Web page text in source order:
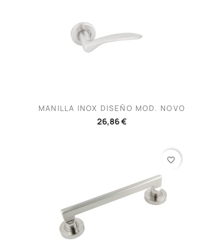
MANILLA INOX DISEÑO MOD. NOVO
26,86 €
favorite_border